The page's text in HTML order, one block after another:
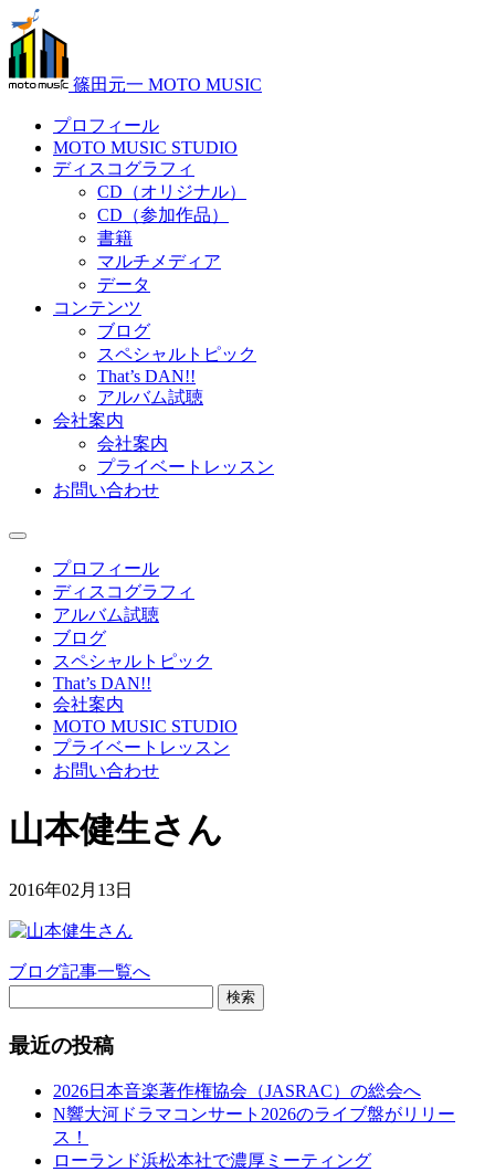
篠田元一 MOTO MUSIC
プロフィール
MOTO MUSIC STUDIO
ディスコグラフィ
CD（オリジナル）
CD（参加作品）
書籍
マルチメディア
データ
コンテンツ
ブログ
スペシャルトピック
That’s DAN!!
アルバム試聴
会社案内
会社案内
プライベートレッスン
お問い合わせ
プロフィール
ディスコグラフィ
アルバム試聴
ブログ
スペシャルトピック
That’s DAN!!
会社案内
MOTO MUSIC STUDIO
プライベートレッスン
お問い合わせ
山本健生さん
2016年02月13日
ブログ記事一覧へ
検索
最近の投稿
2026日本音楽著作権協会（JASRAC）の総会へ
N響大河ドラマコンサート2026のライブ盤がリリー
ス！
ローランド浜松本社で濃厚ミーティング